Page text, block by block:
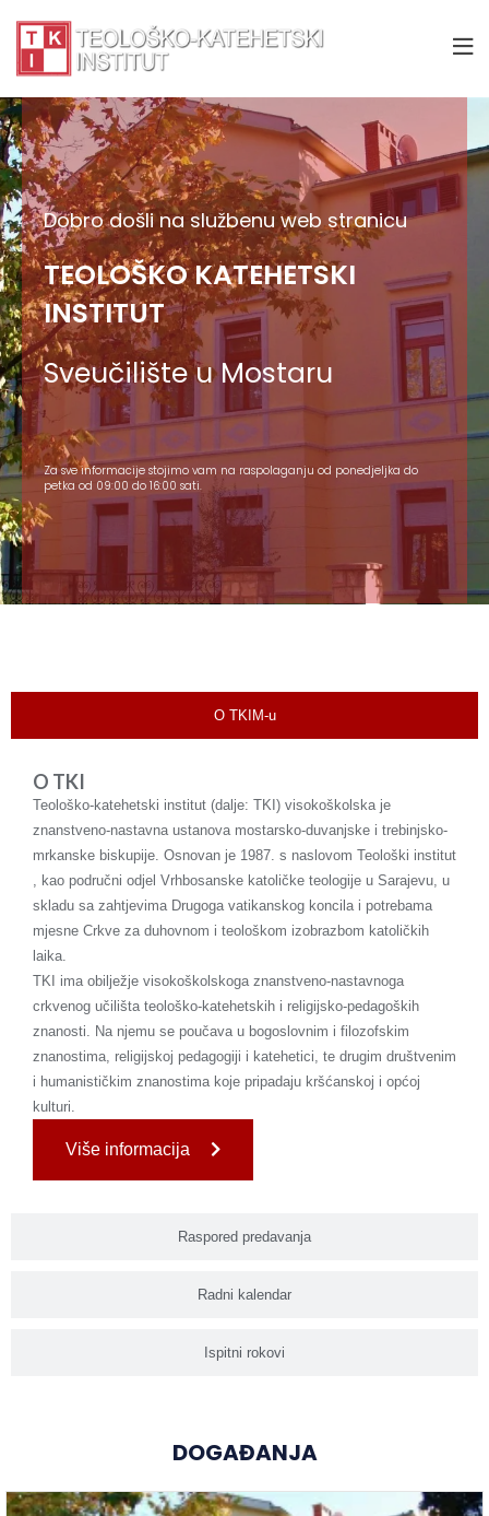
Dobro došli na službenu web stranicu
TEOLOŠKO KATEHETSKI
INSTITUT
Sveučilište u Mostaru
Za sve informacije stojimo vam na raspolaganju od ponedjeljka do
petka od 09:00 do 16:00 sati.
O TKIM-u
Raspored predavanja
Radni kalendar
Ispitni rokovi
O TKI
Teološko-katehetski institut (dalje: TKI) visokoškolska je
znanstveno-nastavna ustanova mostarsko-duvanjske i trebinjsko-
mrkanske biskupije. Osnovan je 1987. s naslovom Teološki institut
, kao područni odjel Vrhbosanske katoličke teologije u Sarajevu, u
skladu sa zahtjevima Drugoga vatikanskog koncila i potrebama
mjesne Crkve za duhovnom i teološkom izobrazbom katoličkih
laika.
TKI ima obilježje visokoškolskoga znanstveno-nastavnoga
crkvenog učilišta teološko-katehetskih i religijsko-pedagoških
znanosti. Na njemu se poučava u bogoslovnim i filozofskim
znanostima, religijskoj pedagogiji i katehetici, te drugim društvenim
i humanističkim znanostima koje pripadaju kršćanskoj i općoj
kulturi.
Više informacija
DOGAĐANJA